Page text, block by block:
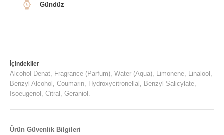
Ürün Güvenlik Bilgileri
Gündüz
İçindekiler
Alcohol Denat, Fragrance (Parfum), Water (Aqua), Limonene, Linalool,
Benzyl Alcohol, Coumarin, Hydroxycitronellal, Benzyl Salicylate,
Isoeugenol, Citral, Geraniol.